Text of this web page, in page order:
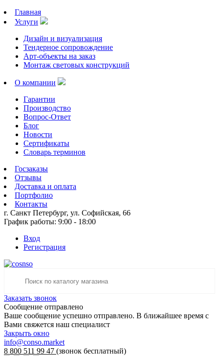
Главная
Услуги
Дизайн и визуализация
Тендерное сопровождение
Арт-объекты на заказ
Монтаж световых конструкций
О компании
Гарантии
Производство
Вопрос-Ответ
Блог
Новости
Сертификаты
Словарь терминов
Госзаказы
Отзывы
Доставка и оплата
Портфолио
Контакты
г. Санкт Петербург, ул. Софийская, 66
График работы: 9:00 - 18:00
Вход
Регистрация
Заказать звонок
Сообщение отправлено
Ваше сообщение успешно отправлено. В ближайшее время с
Вами свяжется наш специалист
Закрыть окно
info@conso.market
8 800 511 99 47 (звонок бесплатный)